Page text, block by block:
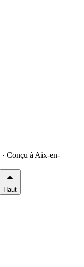
· Conçu à Aix-en-
Haut